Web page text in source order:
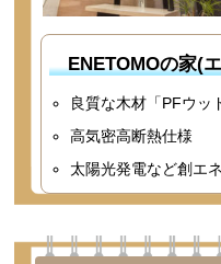
ENETOMOの家(
良質な木材「PFウッ
高気密高断熱仕様
太陽光発電など創エ